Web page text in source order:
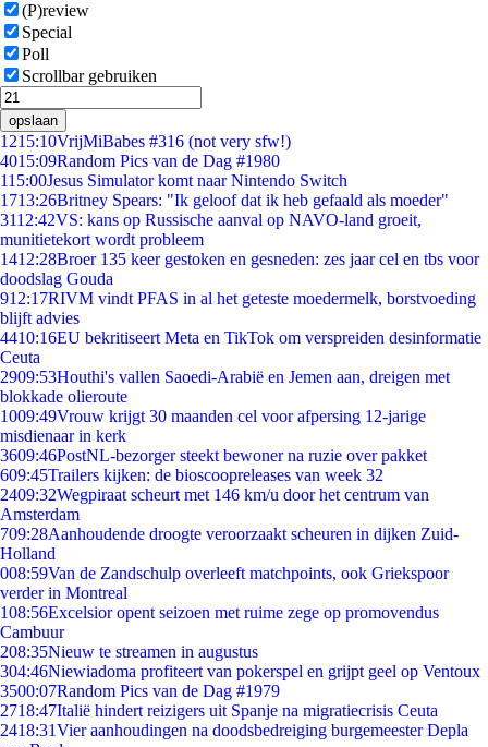
(P)review
Special
Poll
Scrollbar gebruiken
opslaan
1215:10VrijMiBabes #316 (not very sfw!)
4015:09Random Pics van de Dag #1980
115:00Jesus Simulator komt naar Nintendo Switch
1713:26Britney Spears: "Ik geloof dat ik heb gefaald als moeder"
3112:42VS: kans op Russische aanval op NAVO-land groeit,
munitietekort wordt probleem
1412:28Broer 135 keer gestoken en gesneden: zes jaar cel en tbs voor
doodslag Gouda
912:17RIVM vindt PFAS in al het geteste moedermelk, borstvoeding
blijft advies
4410:16EU bekritiseert Meta en TikTok om verspreiden desinformatie
Ceuta
2909:53Houthi's vallen Saoedi-Arabië en Jemen aan, dreigen met
blokkade olieroute
1009:49Vrouw krijgt 30 maanden cel voor afpersing 12-jarige
misdienaar in kerk
3609:46PostNL-bezorger steekt bewoner na ruzie over pakket
609:45Trailers kijken: de bioscoopreleases van week 32
2409:32Wegpiraat scheurt met 146 km/u door het centrum van
Amsterdam
709:28Aanhoudende droogte veroorzaakt scheuren in dijken Zuid-
Holland
008:59Van de Zandschulp overleeft matchpoints, ook Griekspoor
verder in Montreal
108:56Excelsior opent seizoen met ruime zege op promovendus
Cambuur
208:35Nieuw te streamen in augustus
304:46Niewiadoma profiteert van pokerspel en grijpt geel op Ventoux
3500:07Random Pics van de Dag #1979
2718:47Italië hindert reizigers uit Spanje na migratiecrisis Ceuta
2418:31Vier aanhoudingen na doodsbedreiging burgemeester Depla